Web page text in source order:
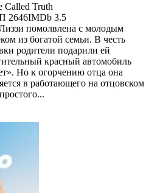
Called Truth
2646IMDb 3.5
помолвлена с молодым
из богатой семьи. В честь
родители подарили ей
красный автомобиль
Но к огорчению отца она
в работающего на отцовском